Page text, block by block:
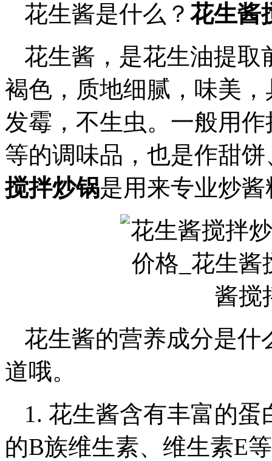
花生酱是什么？ 花生酱
花生酱，是花生油提取
褐色，质地细腻，味美
发霉，不生虫。一般用
等的调味品，也是作甜
搅拌炒锅是用来专业炒
花生酱的营养成分是什
道哦。
1. 花生酱含有丰富的
的B族维生素、维生素E